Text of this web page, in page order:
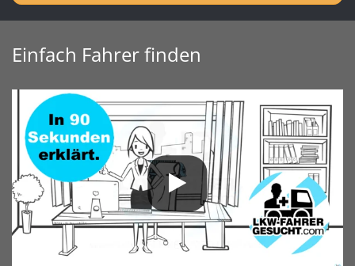
Einfach Fahrer finden